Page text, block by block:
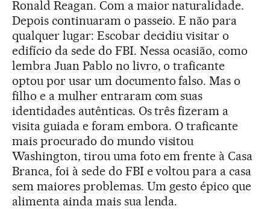
Ronald Reagan. Com a maior naturalidade.
Depois continuaram o passeio. E não para
qualquer lugar: Escobar decidiu visitar o
edifício da sede do FBI. Nessa ocasião, como
lembra Juan Pablo no livro, o traficante
optou por usar um documento falso. Mas o
filho e a mulher entraram com suas
identidades autênticas. Os três fizeram a
visita guiada e foram embora. O traficante
mais procurado do mundo visitou
Washington, tirou uma foto em frente à Casa
Branca, foi à sede do FBI e voltou para a casa
sem maiores problemas. Um gesto épico que
alimenta ainda mais sua lenda.